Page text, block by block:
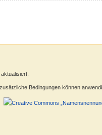
Bedingungen können